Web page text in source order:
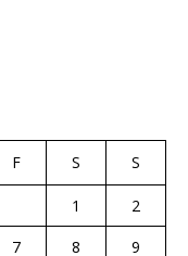
F S S
1
2
7 8 9